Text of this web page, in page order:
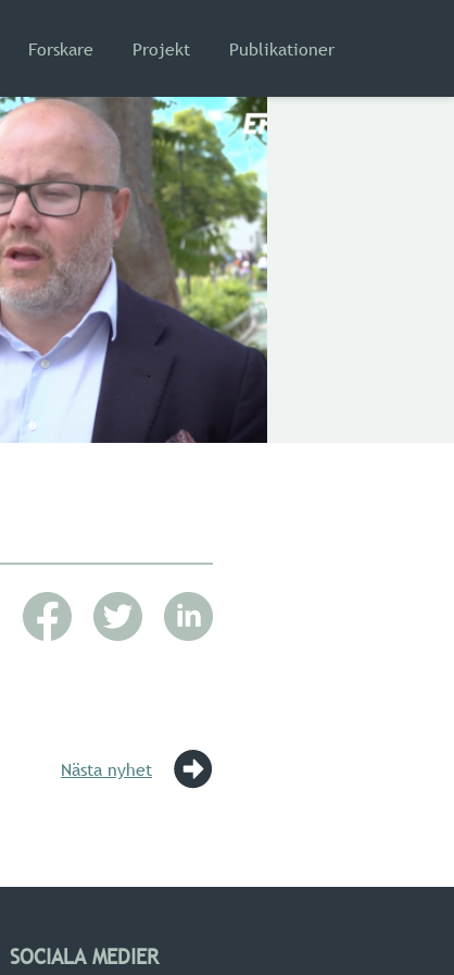
Forskare Projekt Publikationer
Nästa nyhet
SOCIALA MEDIER